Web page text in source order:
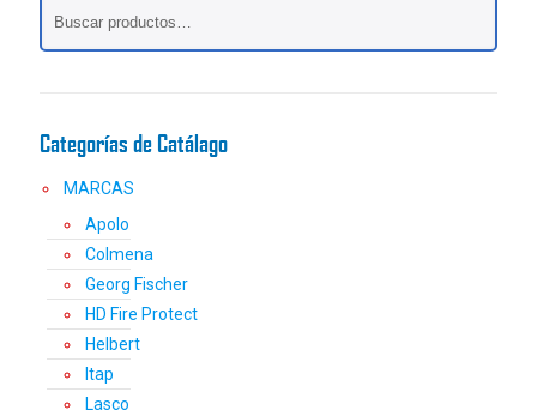
página
producto
Categorías de Catálago
MARCAS
Apolo
Colmena
Georg Fischer
HD Fire Protect
Helbert
Itap
Lasco